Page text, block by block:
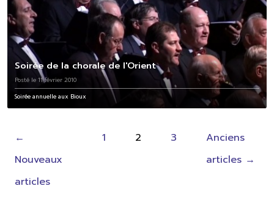
Soirée de la chorale de l'Orient
Posté le 11 février 2010
Soirée annuelle aux Bioux
Pagination
des
publications
←
Nouveaux
articles
1 2 3
Anciens
articles →